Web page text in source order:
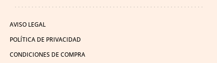
AVISO LEGAL
POLÍTICA DE PRIVACIDAD
CONDICIONES DE COMPRA